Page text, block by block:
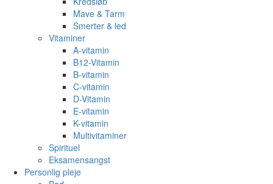
Mave & Tarm
Smerter & led
Vitaminer
A-vitamin
B12-Vitamin
B-vitamin
C-vitamin
D-Vitamin
E-vitamin
K-vitamin
Multivitaminer
Spirituel
Eksamensangst
Personlig pleje